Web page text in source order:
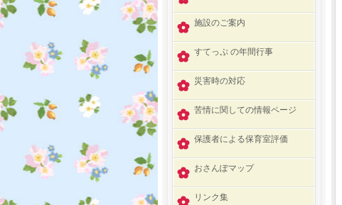
施設のご案内
すてっぷ の年間行事
災害時の対応
苦情に関しての情報ページ
保護者による保育室評価
おさんぽマップ
リンク集